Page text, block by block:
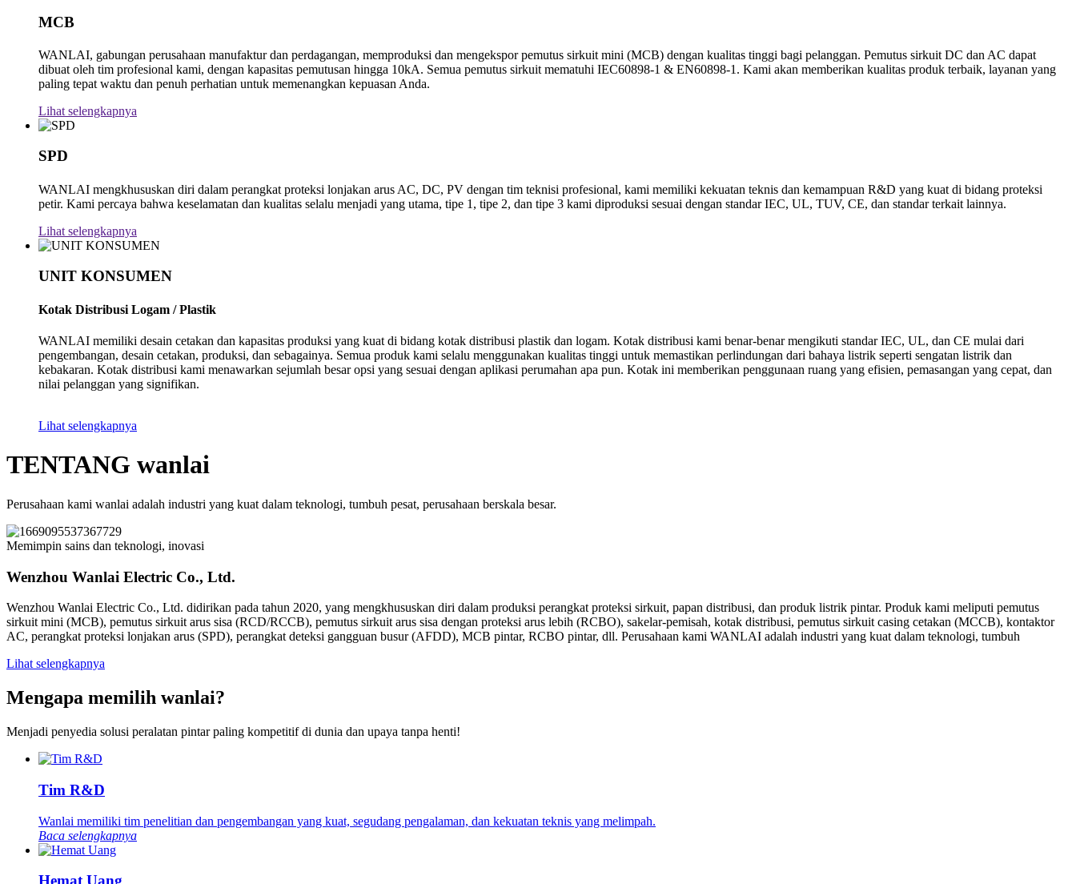
MCB
WANLAI, gabungan perusahaan manufaktur dan perdagangan, memproduksi dan mengekspor pemutus sirkuit mini (MCB) dengan kualitas tinggi bagi pelanggan. Pemutus sirkuit DC dan AC dapat
dibuat oleh tim profesional kami, dengan kapasitas pemutusan hingga 10kA. Semua pemutus sirkuit mematuhi IEC60898-1 & EN60898-1. Kami akan memberikan kualitas produk terbaik, layanan yang
paling tepat waktu dan penuh perhatian untuk memenangkan kepuasan Anda.
Lihat selengkapnya
SPD
WANLAI mengkhususkan diri dalam perangkat proteksi lonjakan arus AC, DC, PV dengan tim teknisi profesional, kami memiliki kekuatan teknis dan kemampuan R&D yang kuat di bidang proteksi
petir. Kami percaya bahwa keselamatan dan kualitas selalu menjadi yang utama, tipe 1, tipe 2, dan tipe 3 kami diproduksi sesuai dengan standar IEC, UL, TUV, CE, dan standar terkait lainnya.
Lihat selengkapnya
UNIT KONSUMEN
Kotak Distribusi Logam / Plastik
WANLAI memiliki desain cetakan dan kapasitas produksi yang kuat di bidang kotak distribusi plastik dan logam. Kotak distribusi kami benar-benar mengikuti standar IEC, UL, dan CE mulai dari
pengembangan, desain cetakan, produksi, dan sebagainya. Semua produk kami selalu menggunakan kualitas tinggi untuk memastikan perlindungan dari bahaya listrik seperti sengatan listrik dan
kebakaran. Kotak distribusi kami menawarkan sejumlah besar opsi yang sesuai dengan aplikasi perumahan apa pun. Kotak ini memberikan penggunaan ruang yang efisien, pemasangan yang cepat, dan
nilai pelanggan yang signifikan.
Lihat selengkapnya
TENTANG wanlai
Perusahaan kami wanlai adalah industri yang kuat dalam teknologi, tumbuh pesat, perusahaan berskala besar.
Memimpin sains dan teknologi, inovasi
Wenzhou Wanlai Electric Co., Ltd.
Wenzhou Wanlai Electric Co., Ltd. didirikan pada tahun 2020, yang mengkhususkan diri dalam produksi perangkat proteksi sirkuit, papan distribusi, dan produk listrik pintar. Produk kami meliputi pemutus
sirkuit mini (MCB), pemutus sirkuit arus sisa (RCD/RCCB), pemutus sirkuit arus sisa dengan proteksi arus lebih (RCBO), sakelar-pemisah, kotak distribusi, pemutus sirkuit casing cetakan (MCCB), kontaktor
AC, perangkat proteksi lonjakan arus (SPD), perangkat deteksi gangguan busur (AFDD), MCB pintar, RCBO pintar, dll. Perusahaan kami WANLAI adalah industri yang kuat dalam teknologi, tumbuh
Lihat selengkapnya
Mengapa memilih wanlai?
Menjadi penyedia solusi peralatan pintar paling kompetitif di dunia dan upaya tanpa henti!
Tim R&D
Wanlai memiliki tim penelitian dan pengembangan yang kuat, segudang pengalaman, dan kekuatan teknis yang melimpah.
Baca selengkapnya
Hemat Uang